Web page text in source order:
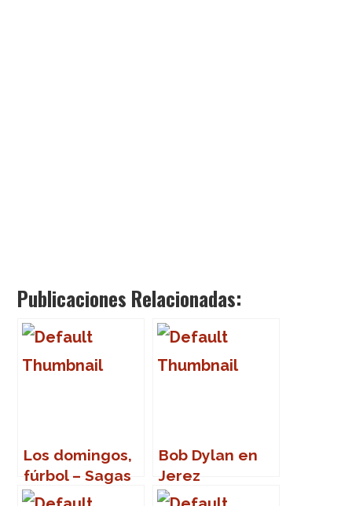
Publicaciones Relacionadas:
Los domingos,
fúrbol – Sagas
Bob Dylan en
Jerez